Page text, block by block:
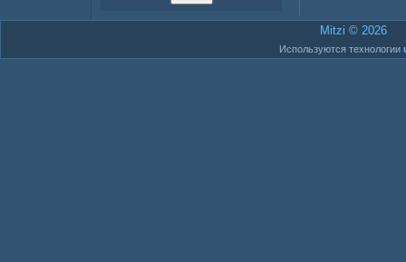
Mitzi © 2026
Используются технологии